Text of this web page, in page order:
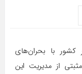
کشور با بحران‌های
از مدیریت این